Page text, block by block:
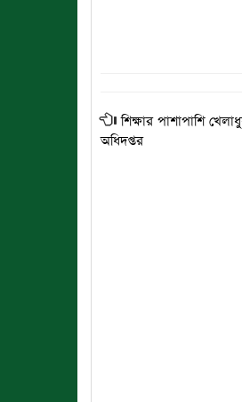
শিক্ষার পাশাপাশি
অধিদপ্তর